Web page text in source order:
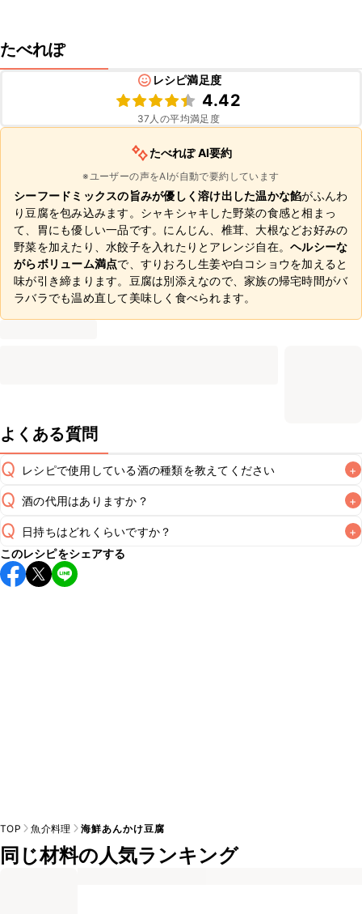
たべれぽ
レシピ満足度
4.42
37 人の平均満足度
たべれぽ AI要約
※ユーザーの声をAIが自動で要約しています
シーフードミックスの旨みが優しく溶け出した温かな餡がふんわ
り豆腐を包み込みます。シャキシャキした野菜の食感と相まっ
て、胃にも優しい一品です。にんじん、椎茸、大根などお好みの
野菜を加えたり、水餃子を入れたりとアレンジ自在。 ヘルシーな
がらボリューム満点で、すりおろし生姜や白コショウを加えると
味が引き締まります。豆腐は別添えなので、家族の帰宅時間がバ
ラバラでも温め直して美味しく食べられます。
よくある質問
Q レシピで使用している酒の種類を教えてください +
A
Q 酒の代用はありますか？ +
A
Q 日持ちはどれくらいですか？ +
保存期間は冷蔵で翌日中が目安です。なるべくお早めにお召
し上がりください。
このレシピをシェアする
TOP 魚介料理 海鮮あんかけ豆腐
同じ材料の人気ランキング